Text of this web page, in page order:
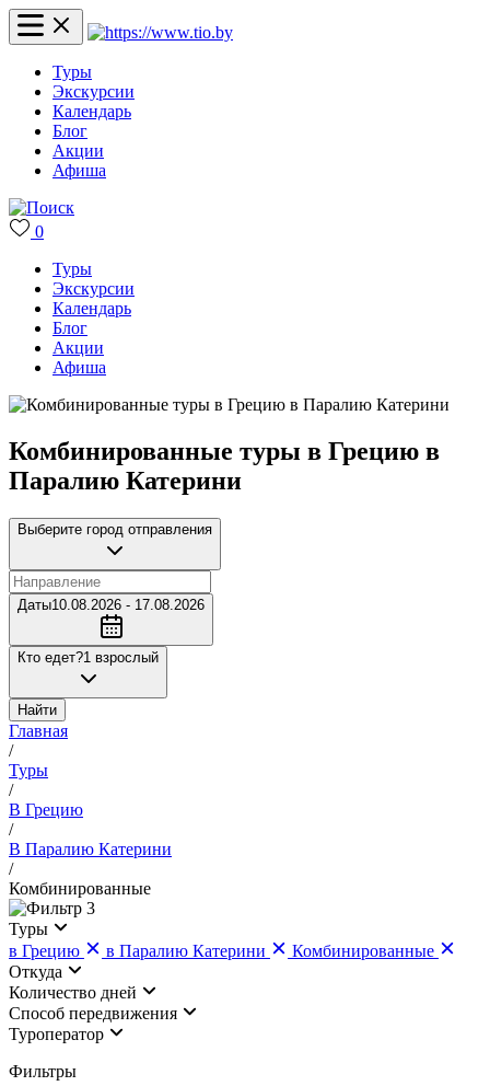
Туры
Экскурсии
Календарь
Блог
Акции
Афиша
0
Туры
Экскурсии
Календарь
Блог
Акции
Афиша
Комбинированные туры в Грецию в
Паралию Катерини
Выберите город отправления
Даты10.08.2026 - 17.08.2026
Кто едет?1 взрослый
Найти
Главная
/
Туры
/
В Грецию
/
В Паралию Катерини
/
Комбинированные
3
Туры
в Грецию
в Паралию Катерини
Комбинированные
Откуда
Количество дней
Cпособ передвижения
Туроператор
Фильтры